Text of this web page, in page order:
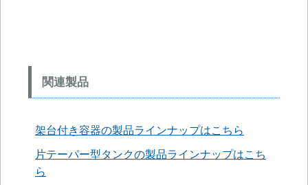
関連製品
架台付き容器の製品ラインナップはこちら
片テーパー型タンクの製品ラインナップはこち
ら